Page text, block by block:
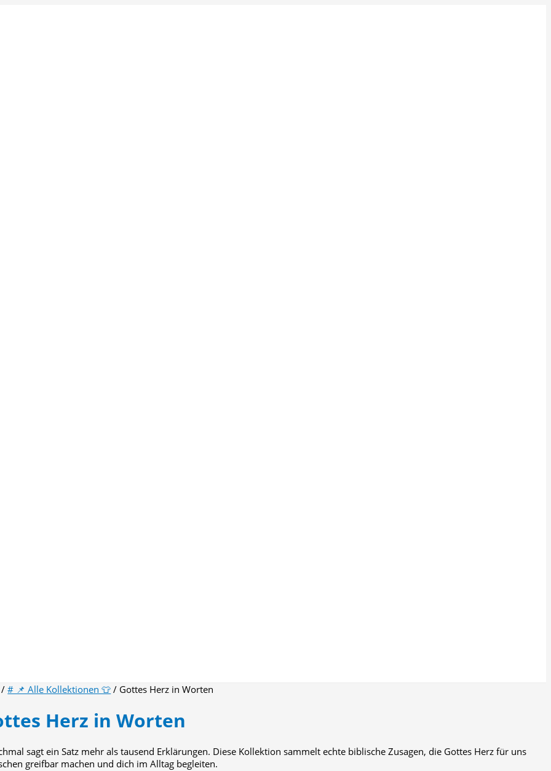
/# 📌 Alle Kollektionen 👕 / Gottes Herz in Worten
Herz in Worten
sagt ein Satz mehr als tausend Erklärungen. Diese Kollektion sammelt echte biblische Zusagen, die Gottes Herz für uns
greifbar machen und dich im Alltag begleiten.